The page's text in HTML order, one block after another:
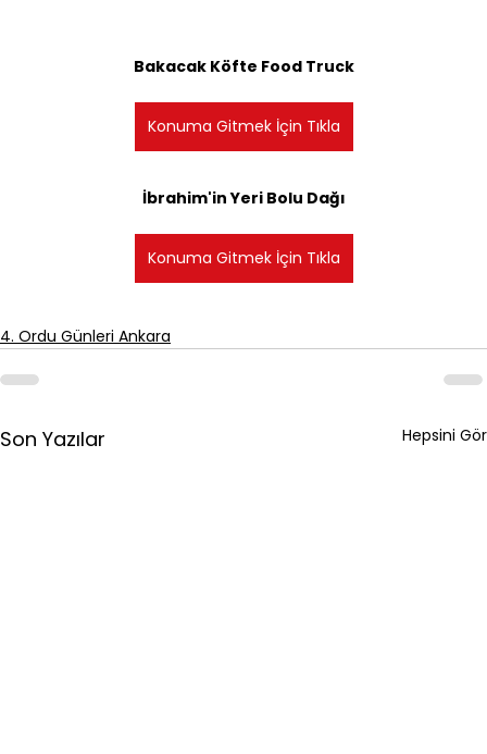
Bakacak Köfte Food Truck
Konuma Gitmek İçin Tıkla
İbrahim'in Yeri Bolu Dağı
Konuma Gitmek İçin Tıkla
4. Ordu Günleri Ankara
Son Yazılar Hepsini Gör